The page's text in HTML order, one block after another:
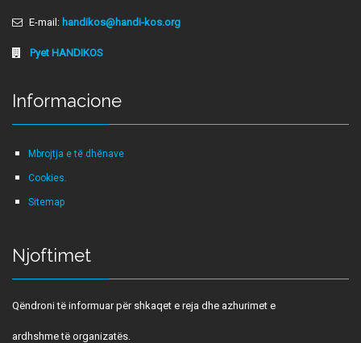
E-mail: handikos@handi-kos.org
Pyet HANDIKOS
Informacione
Mbrojtja e të dhënave
Cookies.
Sitemap
Njoftimet
Qëndroni të informuar për shkaqet e reja dhe azhurimet e
ardhshme të organizatës.